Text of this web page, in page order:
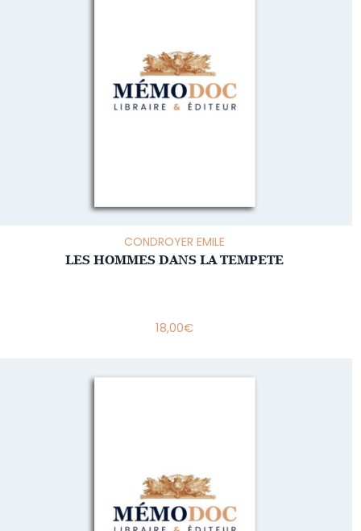
CONDROYER EMILE
LES HOMMES DANS LA TEMPETE
18,00€